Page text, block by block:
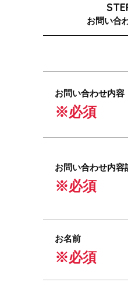
お問い合
お問い合わせ内容
※必須
お問い合わせ内容
※必須
お名前
※必須